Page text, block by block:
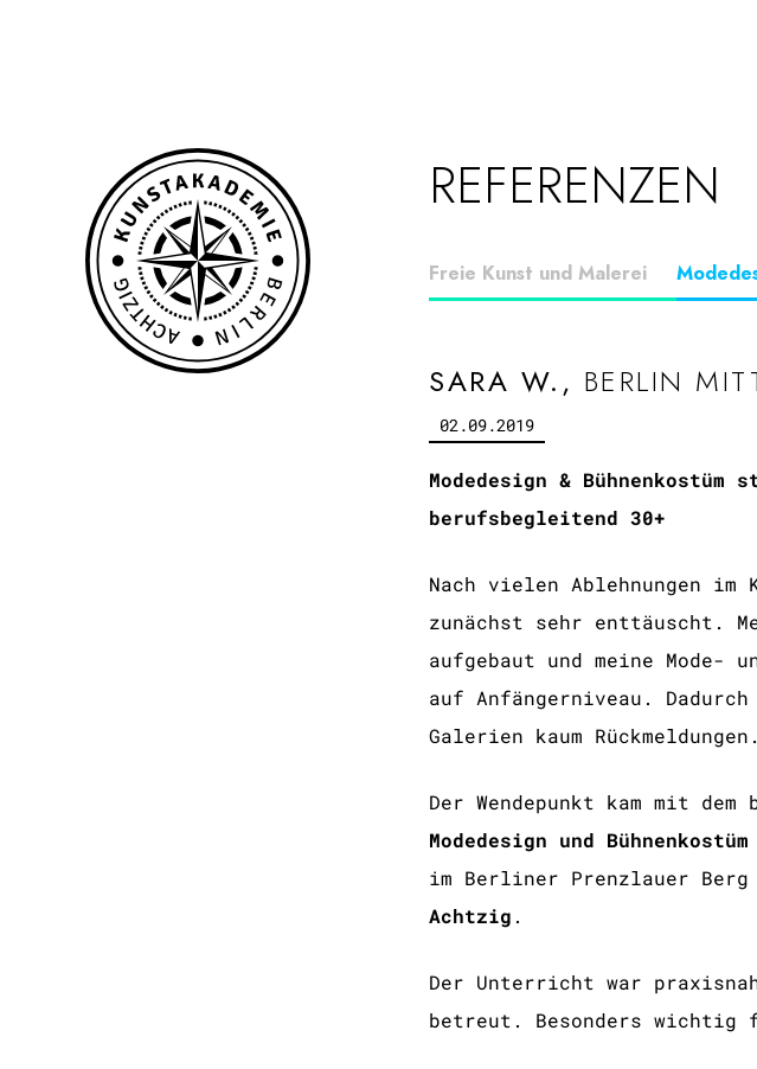
REFERENZEN
Freie Kunst und Malerei
SARA W., BERLIN
02.09.2019
Modedesign &
berufsbegleitend 30+
Nach vielen Ablehnungen im
zunächst sehr enttäuscht.
aufgebaut und meine Mode-
auf Anfängerniveau.
Galerien kaum Rückmeldungen.
Der Wendepunkt kam mit
Modedesign und Bühnenkostüm
im Berliner Prenzlauer
Achtzig .
Der Unterricht war
betreut. Besonders wichtig